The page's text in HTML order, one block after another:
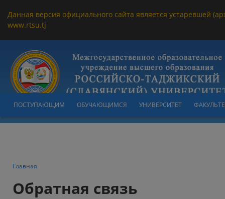
Данная версия официального сайта является устаревшей
www.rtsu.tj
ПОСТУПАЮЩИМ ОБУЧАЮЩИМСЯ УНИВЕРСИТЕТ
Главная
Обратная связь